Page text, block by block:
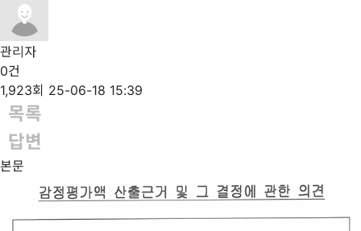
관리자
0건
1,923회 25-06-18 15:39
목록
답변
본문